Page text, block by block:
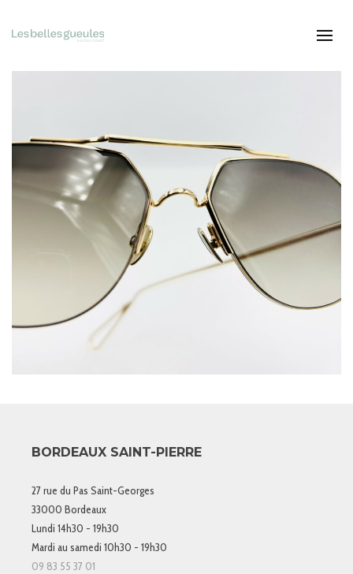
BORDEAUX SAINT-PIERRE
27 rue du Pas Saint-Georges
33000 Bordeaux
Lundi 14h30 - 19h30
Mardi au samedi 10h30 - 19h30
09 83 55 37 01